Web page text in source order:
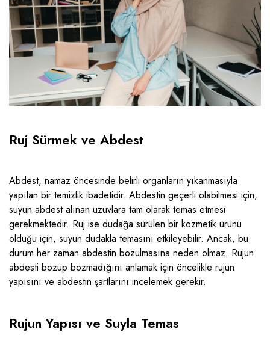
Ruj Sürmek ve Abdest
Abdest, namaz öncesinde belirli organların yıkanmasıyla
yapılan bir temizlik ibadetidir. Abdestin geçerli olabilmesi için,
suyun abdest alınan uzuvlara tam olarak temas etmesi
gerekmektedir. Ruj ise dudağa sürülen bir kozmetik ürünü
olduğu için, suyun dudakla temasını etkileyebilir. Ancak, bu
durum her zaman abdestin bozulmasına neden olmaz. Rujun
abdesti bozup bozmadığını anlamak için öncelikle rujun
yapısını ve abdestin şartlarını incelemek gerekir.
Rujun Yapısı ve Suyla Temas